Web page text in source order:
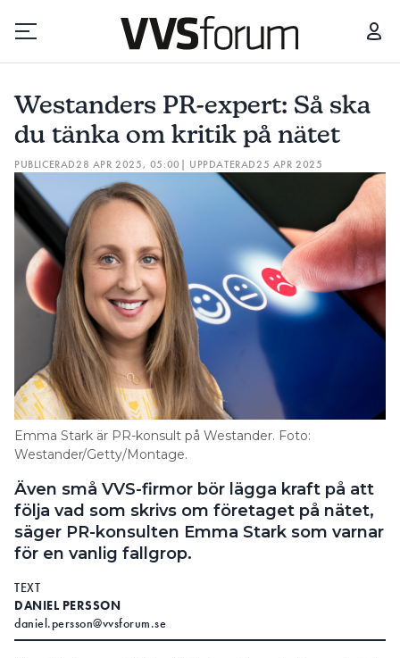
Prenumerera
Hantera prenumeration
Lediga jobb
Annonsera
Läs E-tidningen
Om tidningen
Kontakt
Information om GDPR
Search for:
SEARCH
Westanders PR-expert: Så ska
du tänka om kritik på nätet
PUBLICERAD28 APR 2025, 05:00 | UPPDATERAD25 APR 2025
Emma Stark är PR-konsult på Westander. Foto:
Westander/Getty/Montage.
Även små VVS-firmor bör lägga kraft på att
följa vad som skrivs om företaget på nätet,
säger PR-konsulten Emma Stark som varnar
för en vanlig fallgrop.
TEXT
DANIEL PERSSON
daniel.persson@vvsforum.se